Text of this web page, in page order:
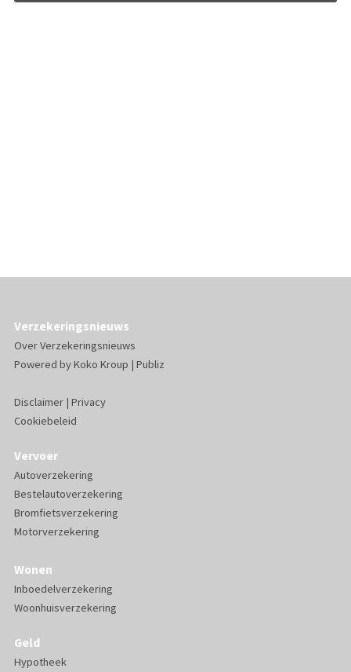
Verzekeringsnieuws
Over Verzekeringsnieuws
Powered byKoko Kroup | Publiz
Disclaimer| Privacy
Cookiebeleid
Vervoer
Autoverzekering
Bestelautoverzekering
Bromfietsverzekering
Motorverzekering
Wonen
Inboedelverzekering
Woonhuisverzekering
Geld
Hypotheek